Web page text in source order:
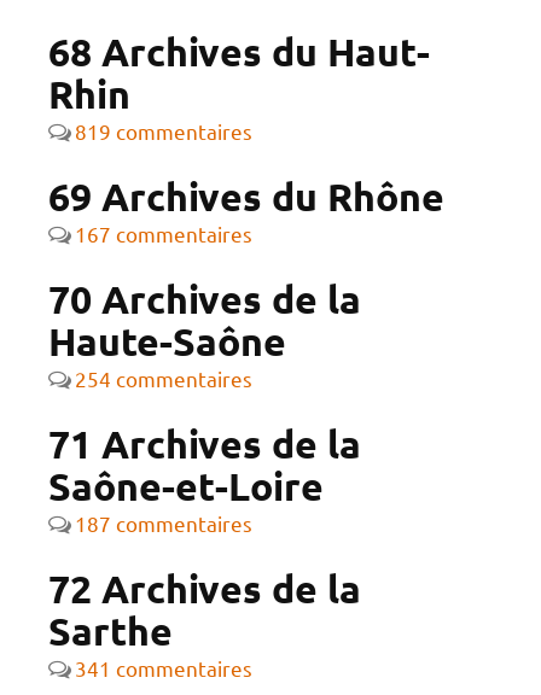
68 Archives du Haut-
Rhin
819 commentaires
69 Archives du Rhône
167 commentaires
70 Archives de la
Haute-Saône
254 commentaires
71 Archives de la
Saône-et-Loire
187 commentaires
72 Archives de la
Sarthe
341 commentaires